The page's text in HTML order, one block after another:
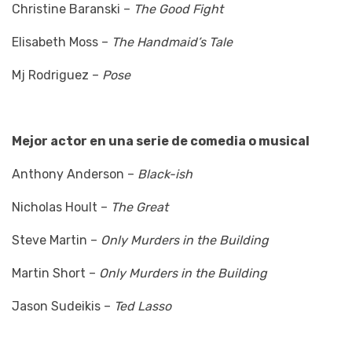
Christine Baranski – The Good Fight
Elisabeth Moss – The Handmaid’s Tale
Mj Rodriguez – Pose
Mejor actor en una serie de comedia o musical
Anthony Anderson – Black-ish
Nicholas Hoult – The Great
Steve Martin – Only Murders in the Building
Martin Short – Only Murders in the Building
Jason Sudeikis – Ted Lasso